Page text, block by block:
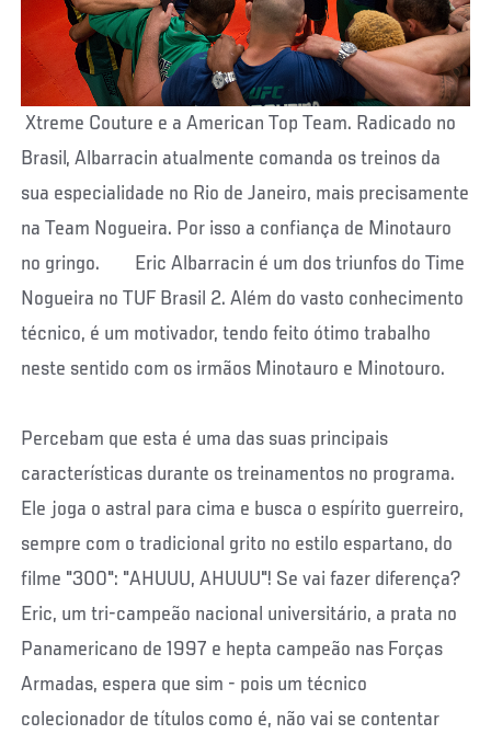
Xtreme Couture e a American Top Team. Radicado no
Brasil, Albarracin atualmente comanda os treinos da
sua especialidade no Rio de Janeiro, mais precisamente
na Team Nogueira. Por isso a confiança de Minotauro
no gringo. Eric Albarracin é um dos triunfos do Time
Nogueira no TUF Brasil 2. Além do vasto conhecimento
técnico, é um motivador, tendo feito ótimo trabalho
neste sentido com os irmãos Minotauro e Minotouro.
Percebam que esta é uma das suas principais
características durante os treinamentos no programa.
Ele joga o astral para cima e busca o espírito guerreiro,
sempre com o tradicional grito no estilo espartano, do
filme "300": "AHUUU, AHUUU"! Se vai fazer diferença?
Eric, um tri-campeão nacional universitário, a prata no
Panamericano de 1997 e hepta campeão nas Forças
Armadas, espera que sim - pois um técnico
colecionador de títulos como é, não vai se contentar